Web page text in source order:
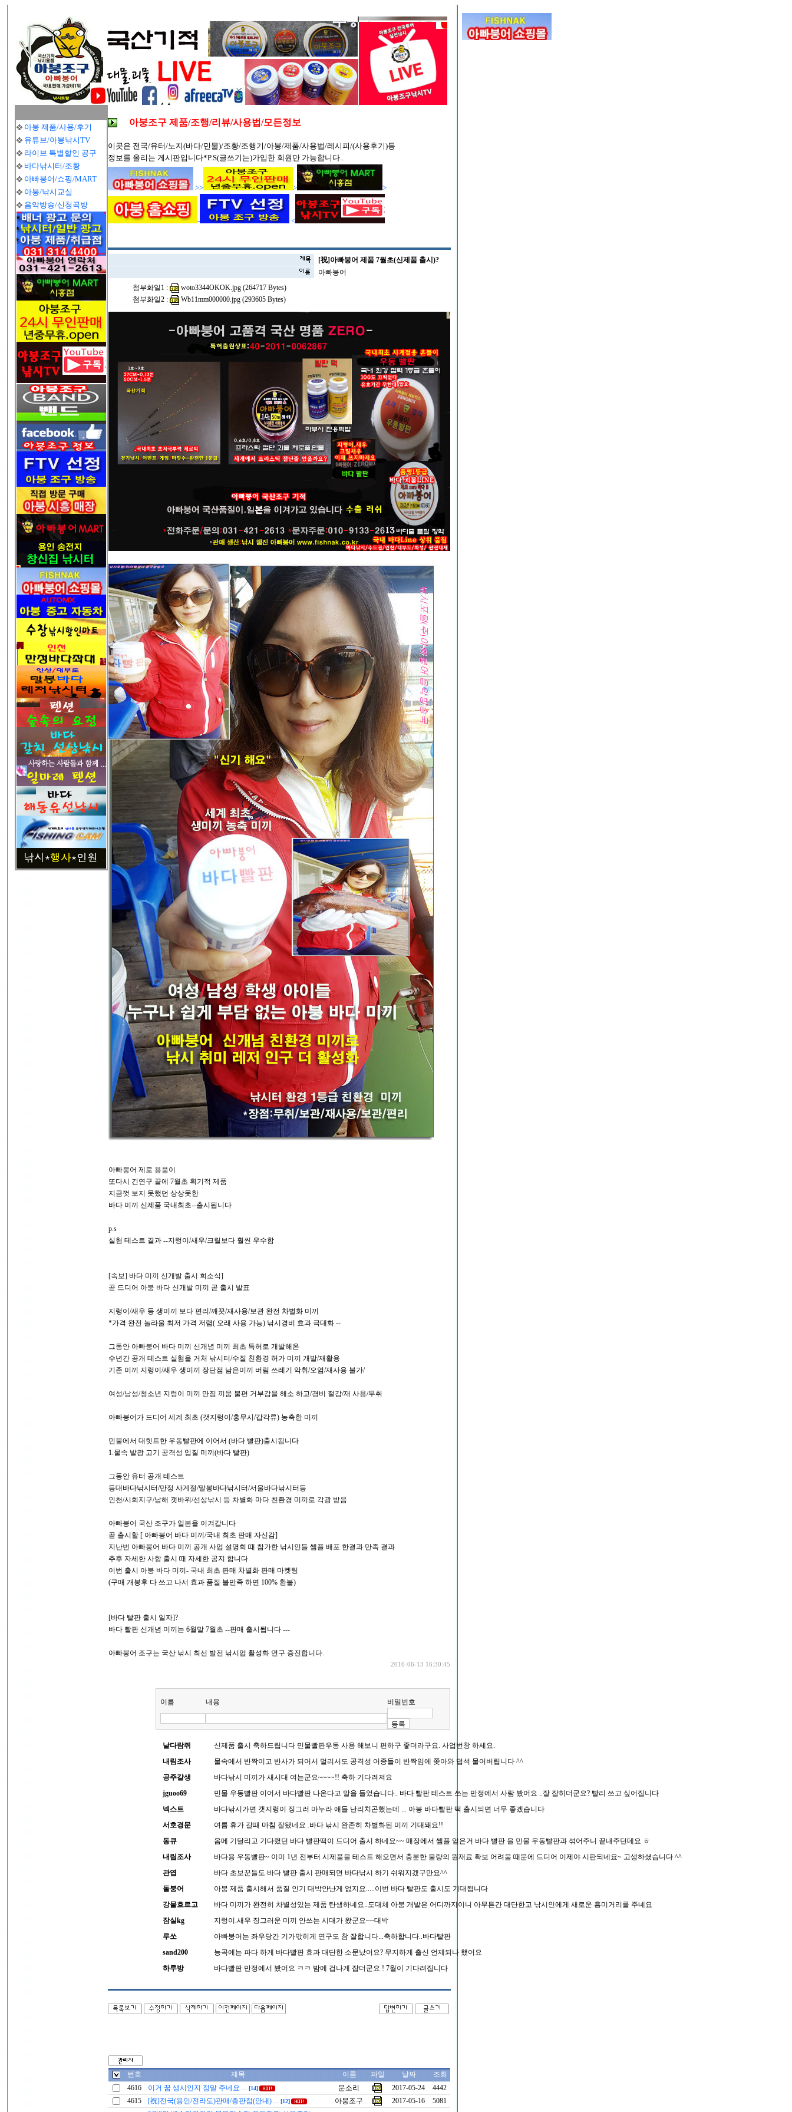
아붕 제품/사용/후기
유튜브/아붕낚시TV
라이브 특별할인 공구
바다낚시터/조황
아빠붕어/쇼핑/MART
아붕/낚시교실
음악방송/신청곡방
아붕조구 제품/조행/리뷰/사용법/모든정보
이곳은 전국/유터/노지(바다/민물)/조황/조행기/아붕/제품/사용법/레시피/(사용후기)등
정보를 올리는 게시판입니다*P.S(글쓰기는)가입한 회원만 가능합니다..
>> > >
- <
[祝]아빠붕어 제품 7월초(신제품 출시)?
아빠붕어
첨부화일1 :
woto3344OKOK.jpg (264717 Bytes)
첨부화일2 :
Wb11mm000000.jpg (293605 Bytes)
아빠붕어 제로 용품이
또다시 긴연구 끝에 7월초 획기적 제품
지금껏 보지 못했던 상상못한
바다 미끼 신제품 국내최초--출시됩니다
p.s
실험 테스트 결과 --지렁이/새우/크릴보다 훨씬 우수함
[속보] 바다 미끼 신개발 출시 희소식]
곧 드디어 아붕 바다 신개발 미끼 곧 출시 발표
지렁이/새우 등 생미끼 보다 편리/깨끗/재사용/보관 완전 차별화 미끼
*가격 완전 놀라울 최저 가격 저렴( 오래 사용 가능) 낚시경비 효과 극대화 --
그동안 아빠붕어 바다 미끼 신개념 미끼 최초 특허로 개발해온
수년간 공개 테스트 실험을 거처 낚시터/수질 친환경 허가 미끼 개발/재활용
기존 미끼 지렁이/새우 생미끼 장단점 남은미끼 버림 쓰레기 악취/오염/재사용 불가/
여성/남성/청소년 지렁이 미끼 만짐 끼움 불편 거부감을 해소 하고/경비 절감/재 사용/무취
아빠붕어가 드디어 세계 최초 (갯지렁이/홍무시/갑각류) 농축한 미끼
민물에서 대힛트한 우동빨판에 이어서 (바다 빨판)출시됩니다
1.물속 발광 고기 공격성 입질 미끼(바다 빨판)
그동안 유터 공개 테스트
등대바다낚시터/만정 사계절/말봉바다낚시터/서울바다낚시터등
인천/시회지구/남해 갯바위/선상낚시 등 차별화 마다 친환경 미끼로 각광 받음
아빠붕어 국산 조구가 일본을 이겨갑니다
곧 출시할 [ 아빠붕어 바다 미끼/국내 최초 판매 자신감]
지난번 아빠붕어 바다 미끼 공개 사업 설명회 때 참가한 낚시인들 쎔플 배포 한결과 만족 결과
추후 자세한 사항 출시 때 자세한 공지 합니다
이번 출시 아붕 바다 미끼- 국내 최초 판매 차별화 판매 마켓팅
(구매 개봉후 다 쓰고 나서 효과 품질 불만족 하면 100% 환불)
[바다 빨판 출시 일자]?
바다 빨판 신개념 미끼는 6월말 7월초 --판매 출시됩니다 ---
아빠붕어 조구는 국산 낚시 최선 발전 낚시업 활성화 연구 증진합니다.
2016-06-13 16:30:45
이름 내용 비밀번호
날다람쥐
신제품 출시 축하드립니다 민물빨판우동 사용 해보니 편하구 좋더라구요. 사업번창 하세요.
내림조사
물속에서 반짝이고 반사가 되어서 멀리서도 공격성 어종들이 반짝임에 쫒아와 덥석 물어버립니다 ^^
공주갈생
바다낚시 미끼가 새시대 여는군요~~~~!! 축하 기다려져요
jguoo69
민물 우동빨판 이어서 바다빨판 나온다고 말을 들었습니다.. 바다 빨판 테스트 쓰는 만정에서 사람 봤어요 ..잘 잡히더군요? 빨리 쓰고 싶어집니다
넥스트
바다낚시가면 갯지렁이 징그러 마누라 애들 난리치곤했는데 ... 아붕 바다빨판 떡 출시되면 너무 좋겠습니다
서호경문
여름 휴가 갈때 마침 잘됐네요 .바다 낚시 완존히 차별화된 미끼 기대돼요!!
동큐
옴메 기달리고 기다렸던 바다 빨판떡이 드디어 출시 하네요~~ 매장에서 쎔플 얻은거 바다 빨판 을 민물 우동빨판과 섞어주니 끝내주던데요 ㅎ
내림조사
바다용 우동빨판~ 이미 1년 전부터 시제품을 테스트 해오면서 충분한 물량의 원재료 확보 어려움 때문에 드디어 이제야 시판되네요~ 고생하셨습니다 ^^
관엽
바다 초보꾼들도 바다 빨판 출시 판매되면 바다낚시 하기 쉬워지겠구만요^^
돌붕어
아붕 제품 출시해서 품질 인기 대박안난게 없지요.....이번 바다 빨판도 출시도 기대됩니다
강물흐르고
바다 미끼가 완전히 차별성있는 제품 탄생하네요..도대체 아붕 개발은 어디까지이니 아무튼간 대단한고 낚시인에게 새로운 흥미거리를 주네요
잠실kg
지렁이.새우 징그러운 미끼 안쓰는 시대가 왔군요~~대박
루쏘
아빠붕어는 좌우당간 기가맋히게 연구도 참 잘합니다...축하합니다..바다빨판
sand200
능곡에는 파다 하게 바다빨판 효과 대단한 소문났어요? 무지하게 출신 언제되나 했어요
하루방
바다빨판 만정에서 봤어요 ㅋㅋ 밤에 겁나게 잡더군요 ! 7월이 기다려집니다
번호 제목 이름 파일 날짜
조회
4616
이거 꿈.생시인지 정말 주네요 [14] 문소리 2017-05-24
4442
4615
[祝]전국(용인/전라도)판매/총판점(안내) [12] 아붕조구 2017-05-16
5081